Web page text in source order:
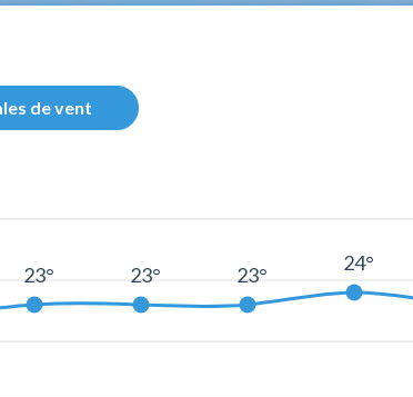
de vent
23° 23° 23° 24°